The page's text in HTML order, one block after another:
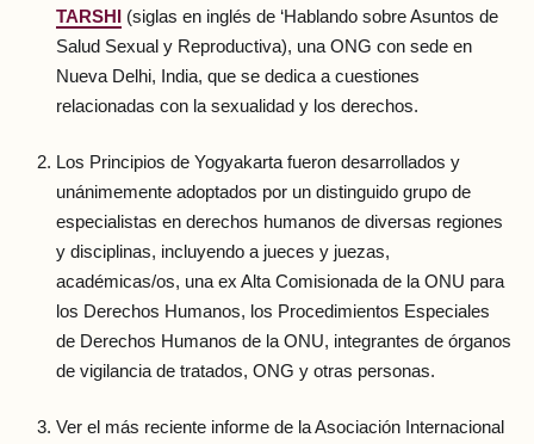
TARSHI
(siglas en inglés de ‘Hablando sobre Asuntos de
Salud Sexual y Reproductiva), una ONG con sede en
Nueva Delhi, India, que se dedica a cuestiones
relacionadas con la sexualidad y los derechos.
Los Principios de Yogyakarta fueron desarrollados y
unánimemente adoptados por un distinguido grupo de
especialistas en derechos humanos de diversas regiones
y disciplinas, incluyendo a jueces y juezas,
académicas/os, una ex Alta Comisionada de la ONU para
los Derechos Humanos, los Procedimientos Especiales
de Derechos Humanos de la ONU, integrantes de órganos
de vigilancia de tratados, ONG y otras personas.
Ver el más reciente informe de la Asociación Internacional